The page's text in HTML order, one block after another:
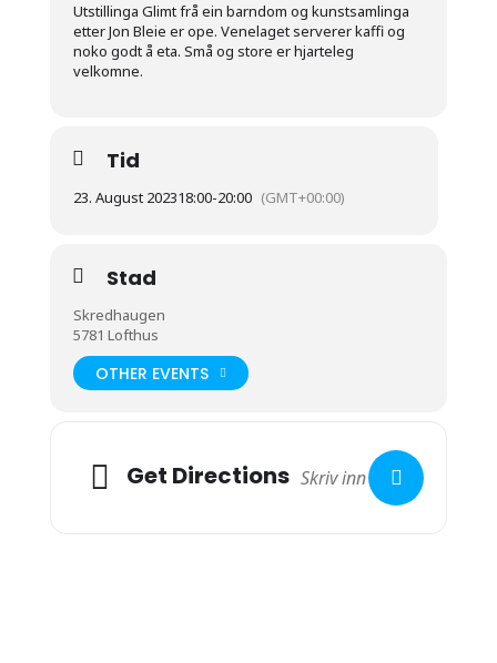
Utstillinga Glimt frå ein barndom og kunstsamlinga
etter Jon Bleie er ope. Venelaget serverer kaffi og
noko godt å eta. Små og store er hjarteleg
velkomne.
Tid
23. August 202318:00-20:00 (GMT+00:00)
Stad
Skredhaugen
5781 Lofthus
OTHER EVENTS
Get Directions